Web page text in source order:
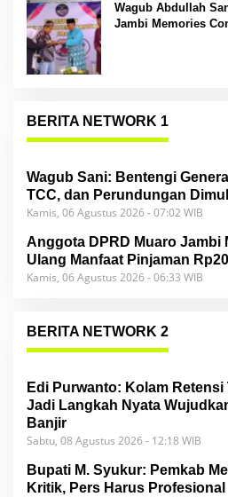
Wagub Abdullah
Jambi Memories
BERITA NETWORK 1
Wagub Sani: Bentengi
TCC, dan Perundungan
Kamis, 06 Agustus 2026 - 07:02 WIB
Anggota DPRD Muaro Jambi
Ulang Manfaat Pinjaman
Kamis, 06 Agustus 2026 - 06:33 WIB
BERITA NETWORK 2
Edi Purwanto: Kolam
Jadi Langkah Nyata
Banjir
Sabtu, 08 Agustus 2026 - 12:18 WIB
Bupati M. Syukur: Pemkab
Kritik, Pers Harus Profesional